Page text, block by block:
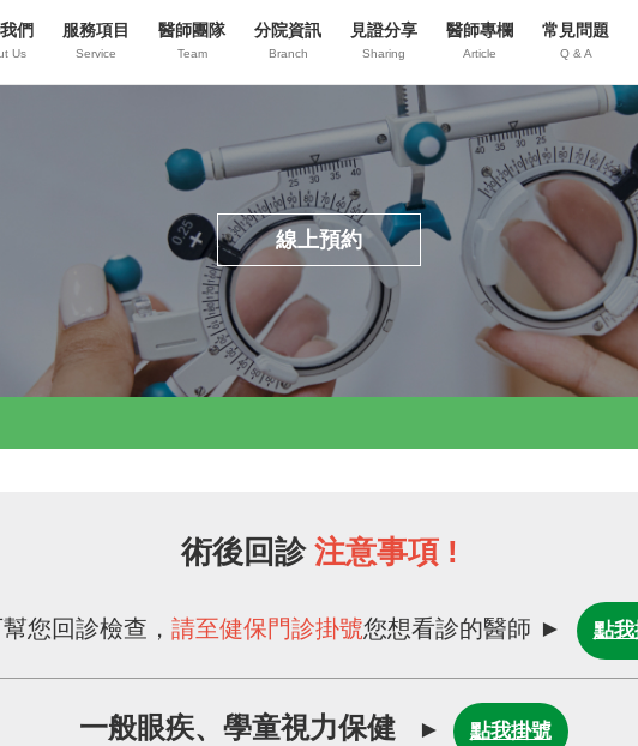
們
Us
服務項目
Service
醫師團隊
Team
分院資訊
Branch
見證分享
Sharing
醫師專欄
Article
常見問題
Q & A
線上預約
術後回診 注意事項!
您回診檢查， 請至健保門診掛號您想看診的醫師 ► 點
一般眼疾、學童視力保健► 點我掛號